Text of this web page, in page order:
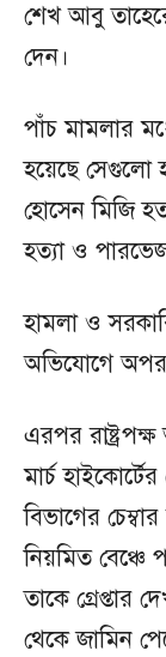
শেখ আবু
দেন।
পাঁচ মামলার
হয়েছে সেগুলো
হোসেন মিজি
হত্যা ও
হামলা ও
অভিযোগে অপর
এরপর
মার্চ
বিভাগের
নিয়মিত
তাকে গ্রেপ্তার
থেকে জামিন